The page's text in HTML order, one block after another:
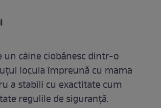
un câine ciobănesc dintr-o
locuia împreună cu mama
a stabili cu exactitate cum
regulile de siguranță.